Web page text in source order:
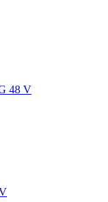
48 V